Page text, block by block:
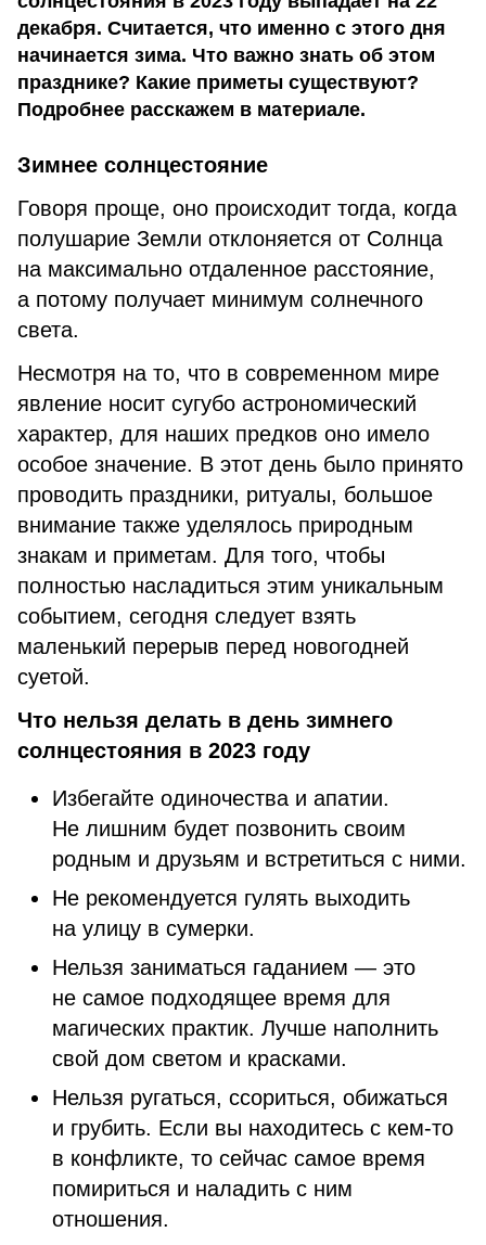
декабря. Считается, что именно с этого дня
начинается зима. Что важно знать об этом
празднике? Какие приметы существуют?
Подробнее расскажем в материале.
Зимнее солнцестояние
Говоря проще, оно происходит тогда, когда
полушарие Земли отклоняется от Солнца
на максимально отдаленное расстояние,
а потому получает минимум солнечного
света.
Несмотря на то, что в современном мире
явление носит сугубо астрономический
характер, для наших предков оно имело
особое значение. В этот день было принято
проводить праздники, ритуалы, большое
внимание также уделялось природным
знакам и приметам. Для того, чтобы
полностью насладиться этим уникальным
событием, сегодня следует взять
маленький перерыв перед новогодней
суетой.
Что нельзя делать в день зимнего
солнцестояния в 2023 году
Избегайте одиночества и апатии.
Не лишним будет позвонить своим
родным и друзьям и встретиться с ними.
Не рекомендуется гулять выходить
на улицу в сумерки.
Нельзя заниматься гаданием — это
не самое подходящее время для
магических практик. Лучше наполнить
свой дом светом и красками.
Нельзя ругаться, ссориться, обижаться
и грубить. Если вы находитесь с кем-то
в конфликте, то сейчас самое время
помириться и наладить с ним
отношения.